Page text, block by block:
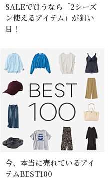
SALEで買うなら「2シーズ
ン使えるアイテム」が狙い
目！
今、本当に売れているアイ
テムBEST100